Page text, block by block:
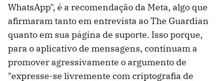
WhatsApp", é a recomendação da Meta, algo que
afirmaram tanto em entrevista ao The Guardian
quanto em sua página de suporte. Isso porque,
para o aplicativo de mensagens, continuam a
promover agressivamente o argumento de
"expresse-se livremente com criptografia de